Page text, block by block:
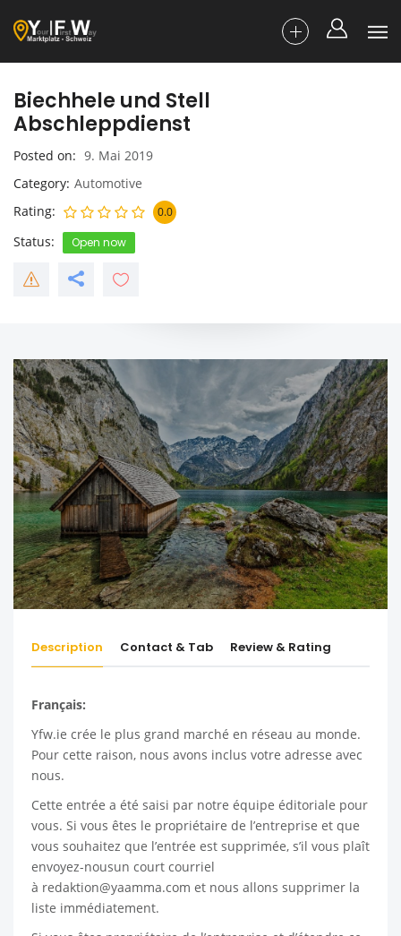
Biechhele und Stell
Abschleppdienst
Posted on
9. Mai 2019
Category Automotive
Rating
0.0
Status Open now
Description Contact & Tab Review & Rating
Français:
Yfw.ie crée le plus grand marché en réseau au monde.
Pour cette raison, nous avons inclus votre adresse avec
nous.
Cette entrée a été saisi par notre équipe éditoriale pour
vous. Si vous êtes le propriétaire de l’entreprise et que
vous souhaitez que l’entrée est supprimée, s’il vous plaît
envoyez-nousun court courriel
à redaktion@yaamma.com et nous allons supprimer la
liste immédiatement.